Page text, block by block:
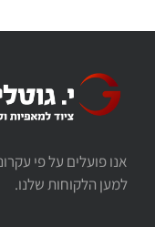
אנו פועלים על פי
למען הלקוחות שלנו.